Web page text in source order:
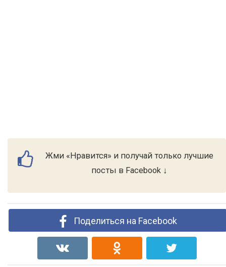
Жми «Нравится» и получай только лучшие
посты в Facebook ↓
Поделиться на Facebook